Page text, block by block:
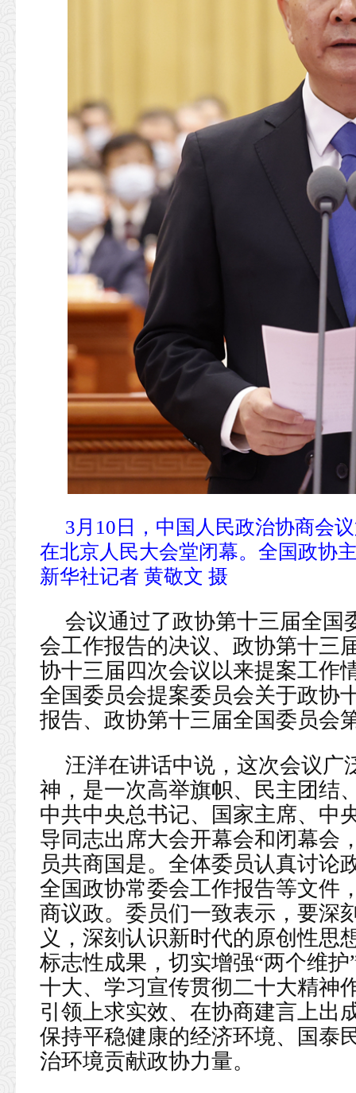
3月10日，中国人民政治协商会
在北京人民大会堂闭幕。全国政协
新华社记者 黄敬文 摄
会议通过了政协第十三届全国
会工作报告的决议、政协第十三
协十三届四次会议以来提案工作
全国委员会提案委员会关于政协
报告、政协第十三届全国委员会
汪洋在讲话中说，这次会议广
神，是一次高举旗帜、民主团结
中共中央总书记、国家主席、中
导同志出席大会开幕会和闭幕会
员共商国是。全体委员认真讨论
全国政协常委会工作报告等文件
商议政。委员们一致表示，要深
义，深刻认识新时代的原创性思
标志性成果，切实增强“两个维
十大、学习宣传贯彻二十大精神
引领上求实效、在协商建言上出
保持平稳健康的经济环境、国泰
治环境贡献政协力量。